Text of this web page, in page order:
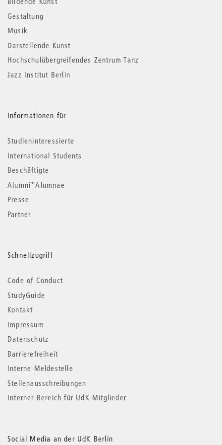
Gestaltung
Musik
Darstellende Kunst
Hochschulübergreifendes Zentrum Tanz
Jazz Institut Berlin
Informationen für
Studieninteressierte
International Students
Beschäftigte
Alumni*Alumnae
Presse
Partner
Schnellzugriff
Code of Conduct
StudyGuide
Kontakt
Impressum
Datenschutz
Barrierefreiheit
Interne Meldestelle
Stellenausschreibungen
Interner Bereich für UdK-Mitglieder
Social Media an der UdK Berlin